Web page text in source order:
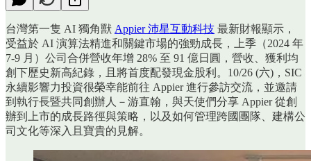
台灣第一隻 AI 獨角獸 Appier 沛星互動科技 最新財報顯示，
受益於 AI 演算法精進和關鍵市場的強勁成長，上季（2024 年
7-9 月）公司合併營收年增 28% 至 91 億日圓，營收、獲利均
創下歷史新高紀錄，且將首度配發現金股利。10/26 (六)，SIC
永續影響力投資很榮幸能前往 Appier 進行參訪交流，並邀請
到執行長暨共同創辦人－游直翰，與天使們分享 Appier 從創
辦到上市的成長路徑與策略，以及如何管理跨國團隊、建構公
司文化等深入且寶貴的見解。